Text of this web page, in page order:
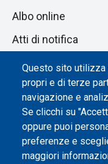
Questo sito utilizza
propri e di terze
navigazione e
Se clicchi su
oppure puoi
preferenze e
maggiori
Albo online
Atti di notifica
Dichiarazione di
Impostazione dei